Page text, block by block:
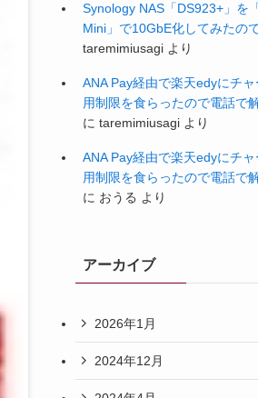
Synology NAS「DS923+」を
Mini」で10GbE化してみたの
taremimiusagi より
ANA Pay経由で楽天edyにチャ
用制限を食らったので電話で
に taremimiusagi より
ANA Pay経由で楽天edyにチャ
用制限を食らったので電話で
に おうる より
アーカイブ
2026年1月
2024年12月